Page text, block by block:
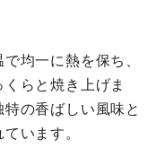
均一に熱を保ち、
らと焼き上げま
の香ばしい風味と
います。